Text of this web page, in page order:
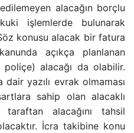
BLOKENIN
alacağın borçlu
işlemlerde bulunarak
konusu alacak bir fatura
açıkça planlanan
alacağı da olabilir.
yazılı evrak olmaması
sahip olan alacaklı
alacağını tahsil
İcra takibine konu